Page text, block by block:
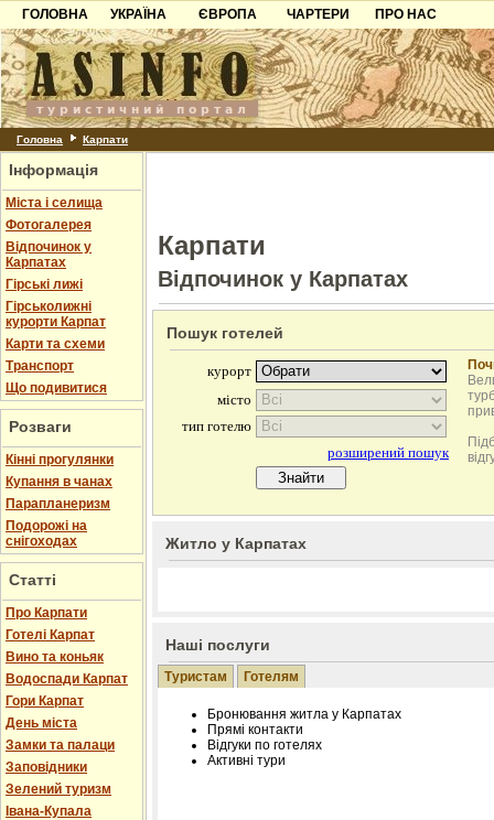
ГОЛОВНА
УКРАЇНА
Карпати
Азов
Причорноморря
Шацьк
ЄВРОПА
Чорногорія
Хорватія
Болгарія
ЧАРТЕРИ
ПРО НАС
Контакти
Партнерам
Додати готель
Головна Карпати
Інформація
Міста і селища
Фотогалерея
Відпочинок у
Карпатах
Гірські лижі
Гірськолижні
курорти Карпат
Карти та схеми
Транспорт
Що подивитися
Розваги
Кінні прогулянки
Купання в чанах
Парапланеризм
Подорожі на
снігоходах
Статті
Про Карпати
Готелі Карпат
Вино та коньяк
Водоспади Карпат
Гори Карпат
День міста
Замки та палаци
Заповідники
Зелений туризм
Івана-Купала
Карпати
Відпочинок у Карпатах
Пошук готелей
Житло у Карпатах
Наші послуги
Туристам Готелям
Бронювання житла у Карпатах
Прямі контакти
Відгуки по готелях
Активні тури